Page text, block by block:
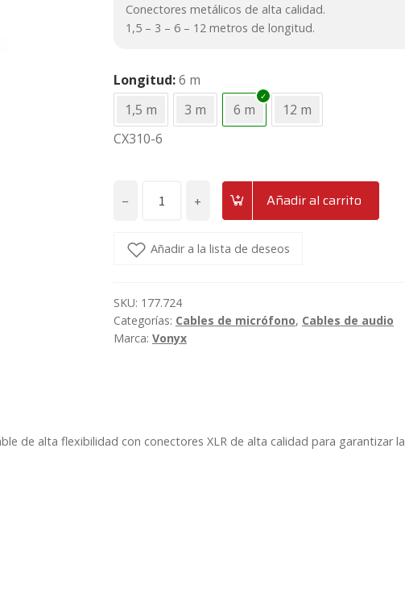
10,95€.9,50€.
Conectores metálicos de alta calidad.
1,5 – 3 – 6 – 12 metros de longitud.
Longitud 6 m
1,5 m
3 m 6 m
12 m
CX310-6
−
micrófono
XLR
Macho
Vonyx
+ Añadir al carrito
Añadir a la lista de deseos
SKU: 177.724
Categorías: Cables de micrófono, Cables de audio
Marca: Vonyx
de alta flexibilidad con conectores XLR de alta calidad para garantizar la